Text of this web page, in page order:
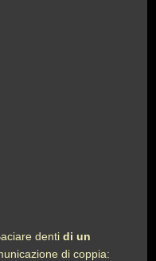
dentidi un
di coppia: